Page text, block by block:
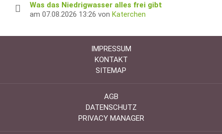
Was das Niedrigwasser alles frei gibt
am 07.08.2026 13:26 von Katerchen
IMPRESSUM
KONTAKT
SITEMAP
AGB
DATENSCHUTZ
PRIVACY MANAGER